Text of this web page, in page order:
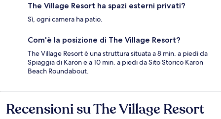
The Village Resort ha spazi esterni privati?
Sì, ogni camera ha patio.
Com'è la posizione di The Village Resort?
The Village Resort è una struttura situata a 8 min. a piedi da
Spiaggia di Karon e a 10 min. a piedi da Sito Storico Karon
Beach Roundabout.
Recensioni
Recensioni su The Village Resort